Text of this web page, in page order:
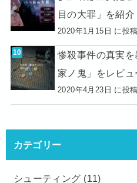
目の大罪」を紹介
2020年1月15日 に投
惨殺事件の真実
家ノ鬼」をレビュ
2020年4月23日 に投
カテゴリー
シューティング (11)